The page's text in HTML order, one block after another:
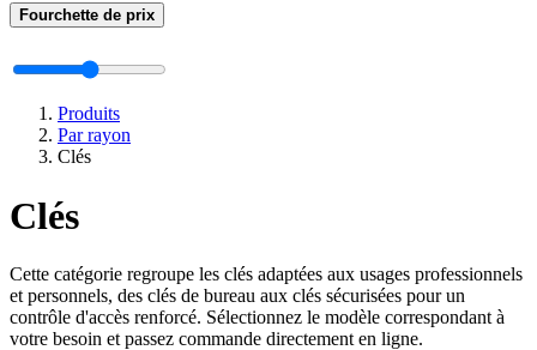
Fourchette de prix
Produits
Par rayon
Clés
Clés
Cette catégorie regroupe les clés adaptées aux usages professionnels
et personnels, des clés de bureau aux clés sécurisées pour un
contrôle d'accès renforcé. Sélectionnez le modèle correspondant à
votre besoin et passez commande directement en ligne.